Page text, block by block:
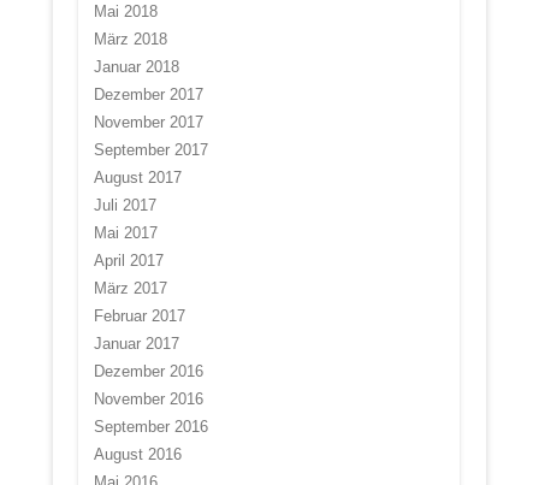
Mai 2018
März 2018
Januar 2018
Dezember 2017
November 2017
September 2017
August 2017
Juli 2017
Mai 2017
April 2017
März 2017
Februar 2017
Januar 2017
Dezember 2016
November 2016
September 2016
August 2016
Mai 2016